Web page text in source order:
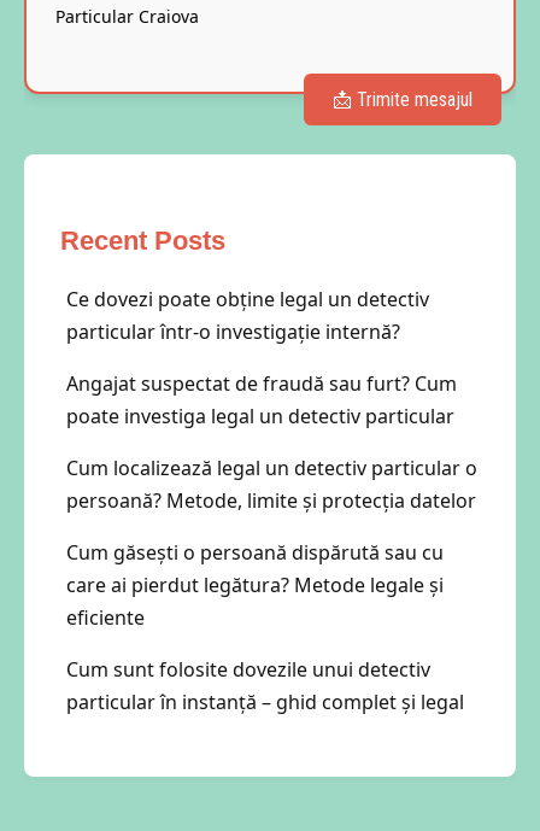
Particular Craiova
Recent Posts
Ce dovezi poate obține legal un detectiv
particular într-o investigație internă?
Angajat suspectat de fraudă sau furt? Cum
poate investiga legal un detectiv particular
Cum localizează legal un detectiv particular o
persoană? Metode, limite și protecția datelor
Cum găsești o persoană dispărută sau cu
care ai pierdut legătura? Metode legale și
eficiente
Cum sunt folosite dovezile unui detectiv
particular în instanță – ghid complet și legal